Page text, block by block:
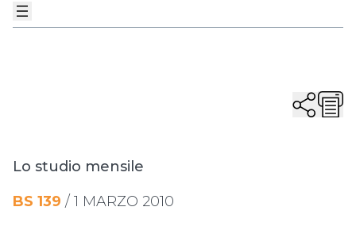
Lo studio mensile
BS 139 / 1 MARZO 2010